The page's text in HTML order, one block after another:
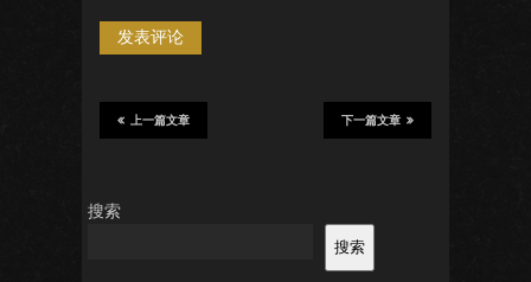
下一篇文章
上一篇文章
搜索
搜索